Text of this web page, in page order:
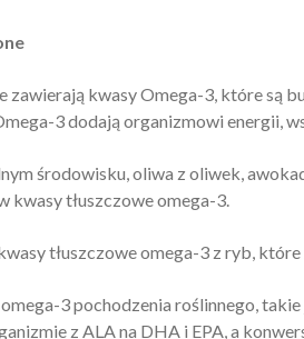
zawierają kwasy Omega-3, które są
3 dodają organizmowi energii,
środowisku, oliwa z oliwek,
kwasy tłuszczowe omega-3.
tłuszczowe omega-3 z ryb,
3 pochodzenia roślinnego, takie
z ALA na DHA i EPA, a